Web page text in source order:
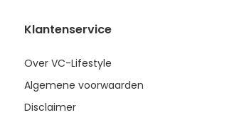
Klantenservice
Over VC-Lifestyle
Algemene voorwaarden
Disclaimer